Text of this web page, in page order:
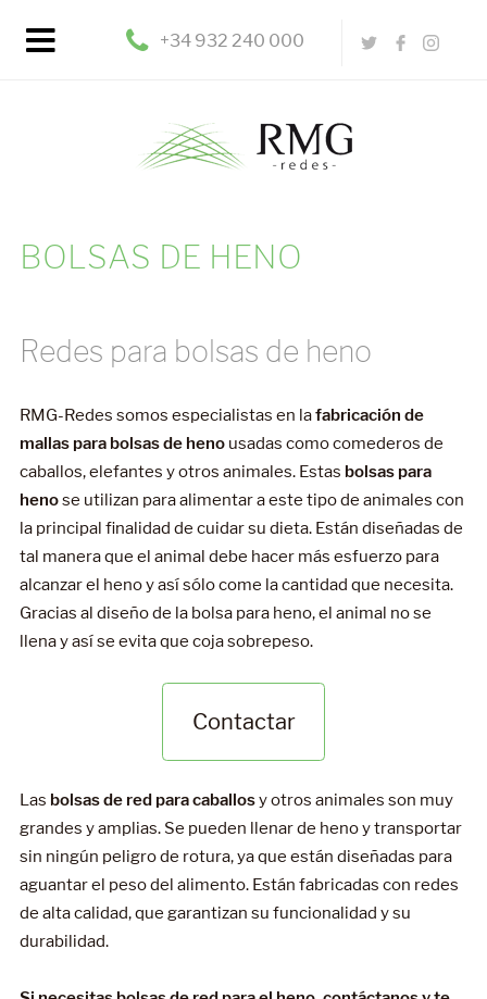
+34 932 240 000
BOLSAS DE HENO
Redes para bolsas de heno
RMG-Redes somos especialistas en lafabricación de
mallas para bolsas de henousadas como comederos de
caballos, elefantes y otros animales. Estas bolsas para
henose utilizan para alimentar a este tipo de animales con
la principal finalidad de cuidar su dieta. Están diseñadas de
tal manera que el animal debe hacer más esfuerzo para
alcanzar el heno y así sólo come la cantidad que necesita.
Gracias al diseño de la bolsa para heno, el animal no se
llena y así se evita que coja sobrepeso.
Contactar
Las bolsas de red para caballosy otros animales son muy
grandes y amplias. Se pueden llenar de heno y transportar
sin ningún peligro de rotura, ya que están diseñadas para
aguantar el peso del alimento. Están fabricadas con redes
de alta calidad, que garantizan su funcionalidad y su
durabilidad.